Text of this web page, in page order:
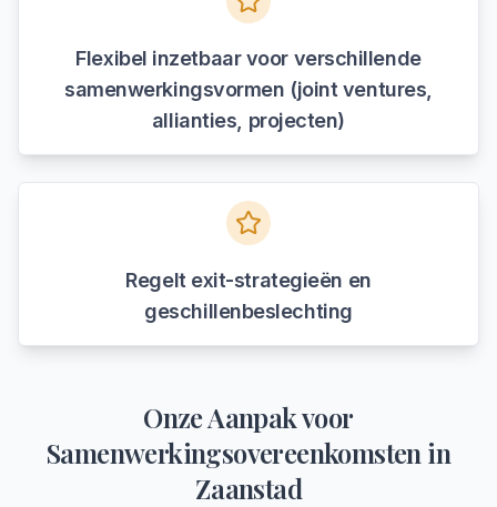
Flexibel inzetbaar voor verschillende
samenwerkingsvormen (joint ventures,
allianties, projecten)
Regelt exit-strategieën en
geschillenbeslechting
Onze Aanpak voor
Samenwerkingsovereenkomsten in
Zaanstad